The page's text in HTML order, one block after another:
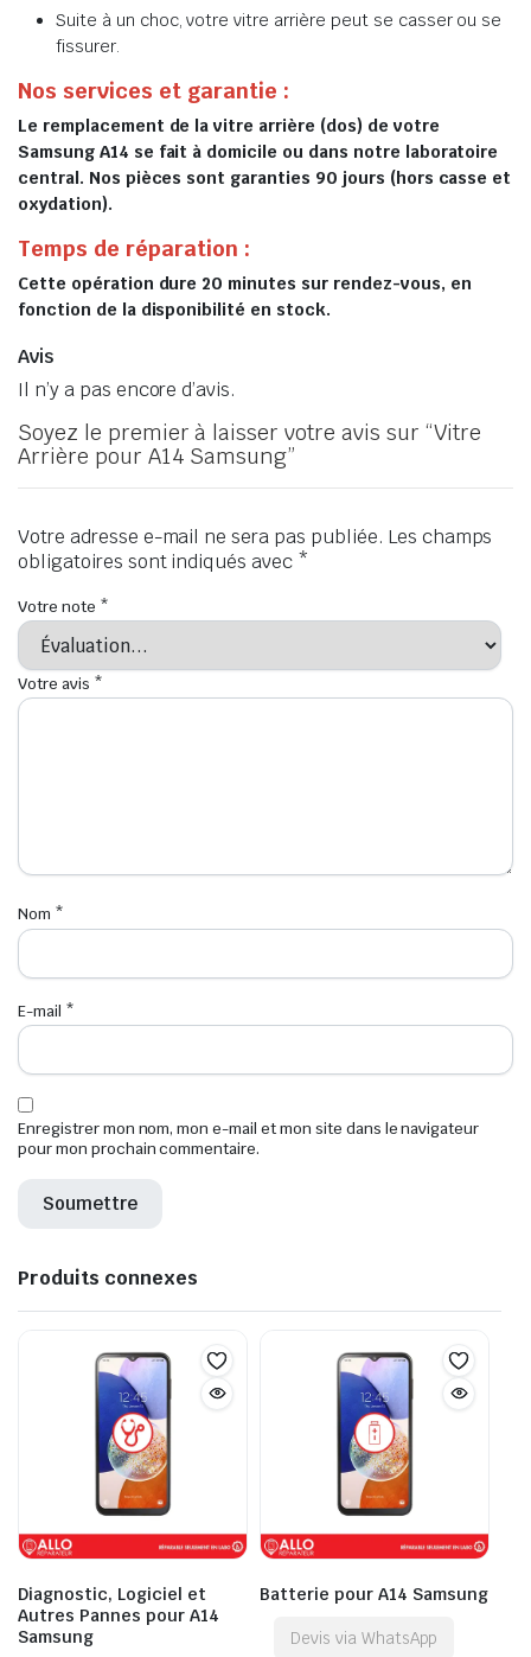
Suite à un choc, votre vitre arrière peut se casser ou se
fissurer.
Nos services et garantie :
Le remplacement de la vitre arrière (dos) de votre
Samsung A14 se fait à domicile ou dans notre laboratoire
central. Nos pièces sont garanties 90 jours (hors casse et
oxydation).
Temps de réparation :
Cette opération dure 20 minutes sur rendez-vous, en
fonction de la disponibilité en stock.
Avis
Il n’y a pas encore d’avis.
Soyez le premier à laisser votre avis sur “Vitre
Arrière pour A14 Samsung”
Votre adresse e-mail ne sera pas publiée. Les champs
obligatoires sont indiqués avec *
Votre note *
Votre avis *
Nom *
E-mail *
Enregistrer mon nom, mon e-mail et mon site dans le navigateur
pour mon prochain commentaire.
Produits connexes
Diagnostic, Logiciel et
Autres Pannes pour A14
Samsung
Batterie pour A14 Samsung
Devis via WhatsApp